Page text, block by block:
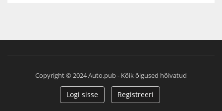
Copyright © 2024 Auto.pub - Kõik õigused hõivatud
Logi sisse Registreeri